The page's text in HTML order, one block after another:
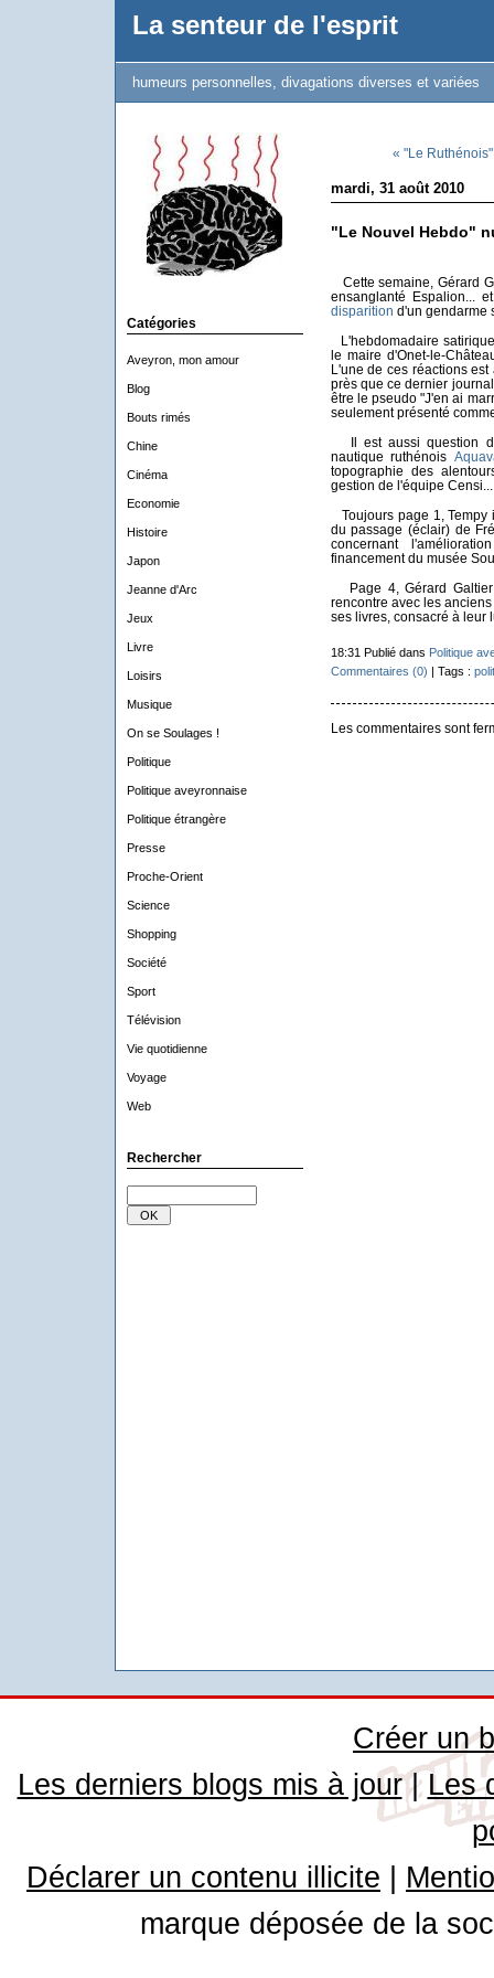
La senteur de l'esprit
humeurs personnelles, divagations diverses et variées
Catégories
Aveyron, mon amour
Blog
Bouts rimés
Chine
Cinéma
Economie
Histoire
Japon
Jeanne d'Arc
Jeux
Livre
Loisirs
Musique
On se Soulages !
Politique
Politique aveyronnaise
Politique étrangère
Presse
Proche-Orient
Science
Shopping
Société
Sport
Télévision
Vie quotidienne
Voyage
Web
Rechercher
« "Le
mardi, 31 août 2010
"Le Nouvel Hebdo"
Cette semaine, Gérard
ensanglanté Espalion...
disparition d'un gendarme
L'hebdomadaire
le maire d'Onet-le-
L'une de ces réactions
près que ce dernier
être le pseudo "J'en ai
seulement présenté
Il est aussi question
nautique ruthénois
topographie des
gestion de l'équipe Censi...
Toujours page 1, Tempy
du passage (éclair) de
concernant
financement du musée
Page 4, Gérard Galtier
rencontre avec les
ses livres, consacré à leur
18:31 Publié dans Politique
Commentaires (0) | Tags :
Les commentaires sont
Créer un
Les derniers blogs mis à jour| Les
Déclarer un contenu illicite
marque déposée de la